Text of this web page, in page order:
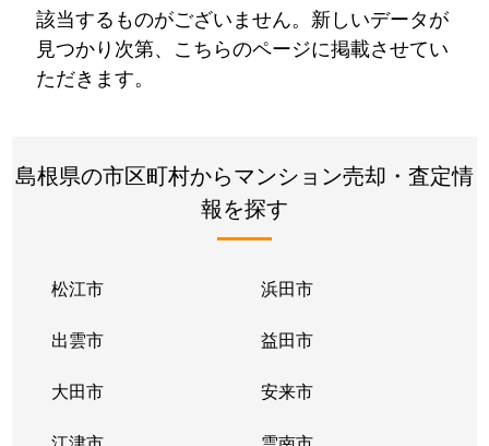
該当するものがございません。新しいデータが
見つかり次第、こちらのページに掲載させてい
ただきます。
島根県の市区町村からマンション売却・査定情
報を探す
松江市 浜田市
出雲市 益田市
大田市 安来市